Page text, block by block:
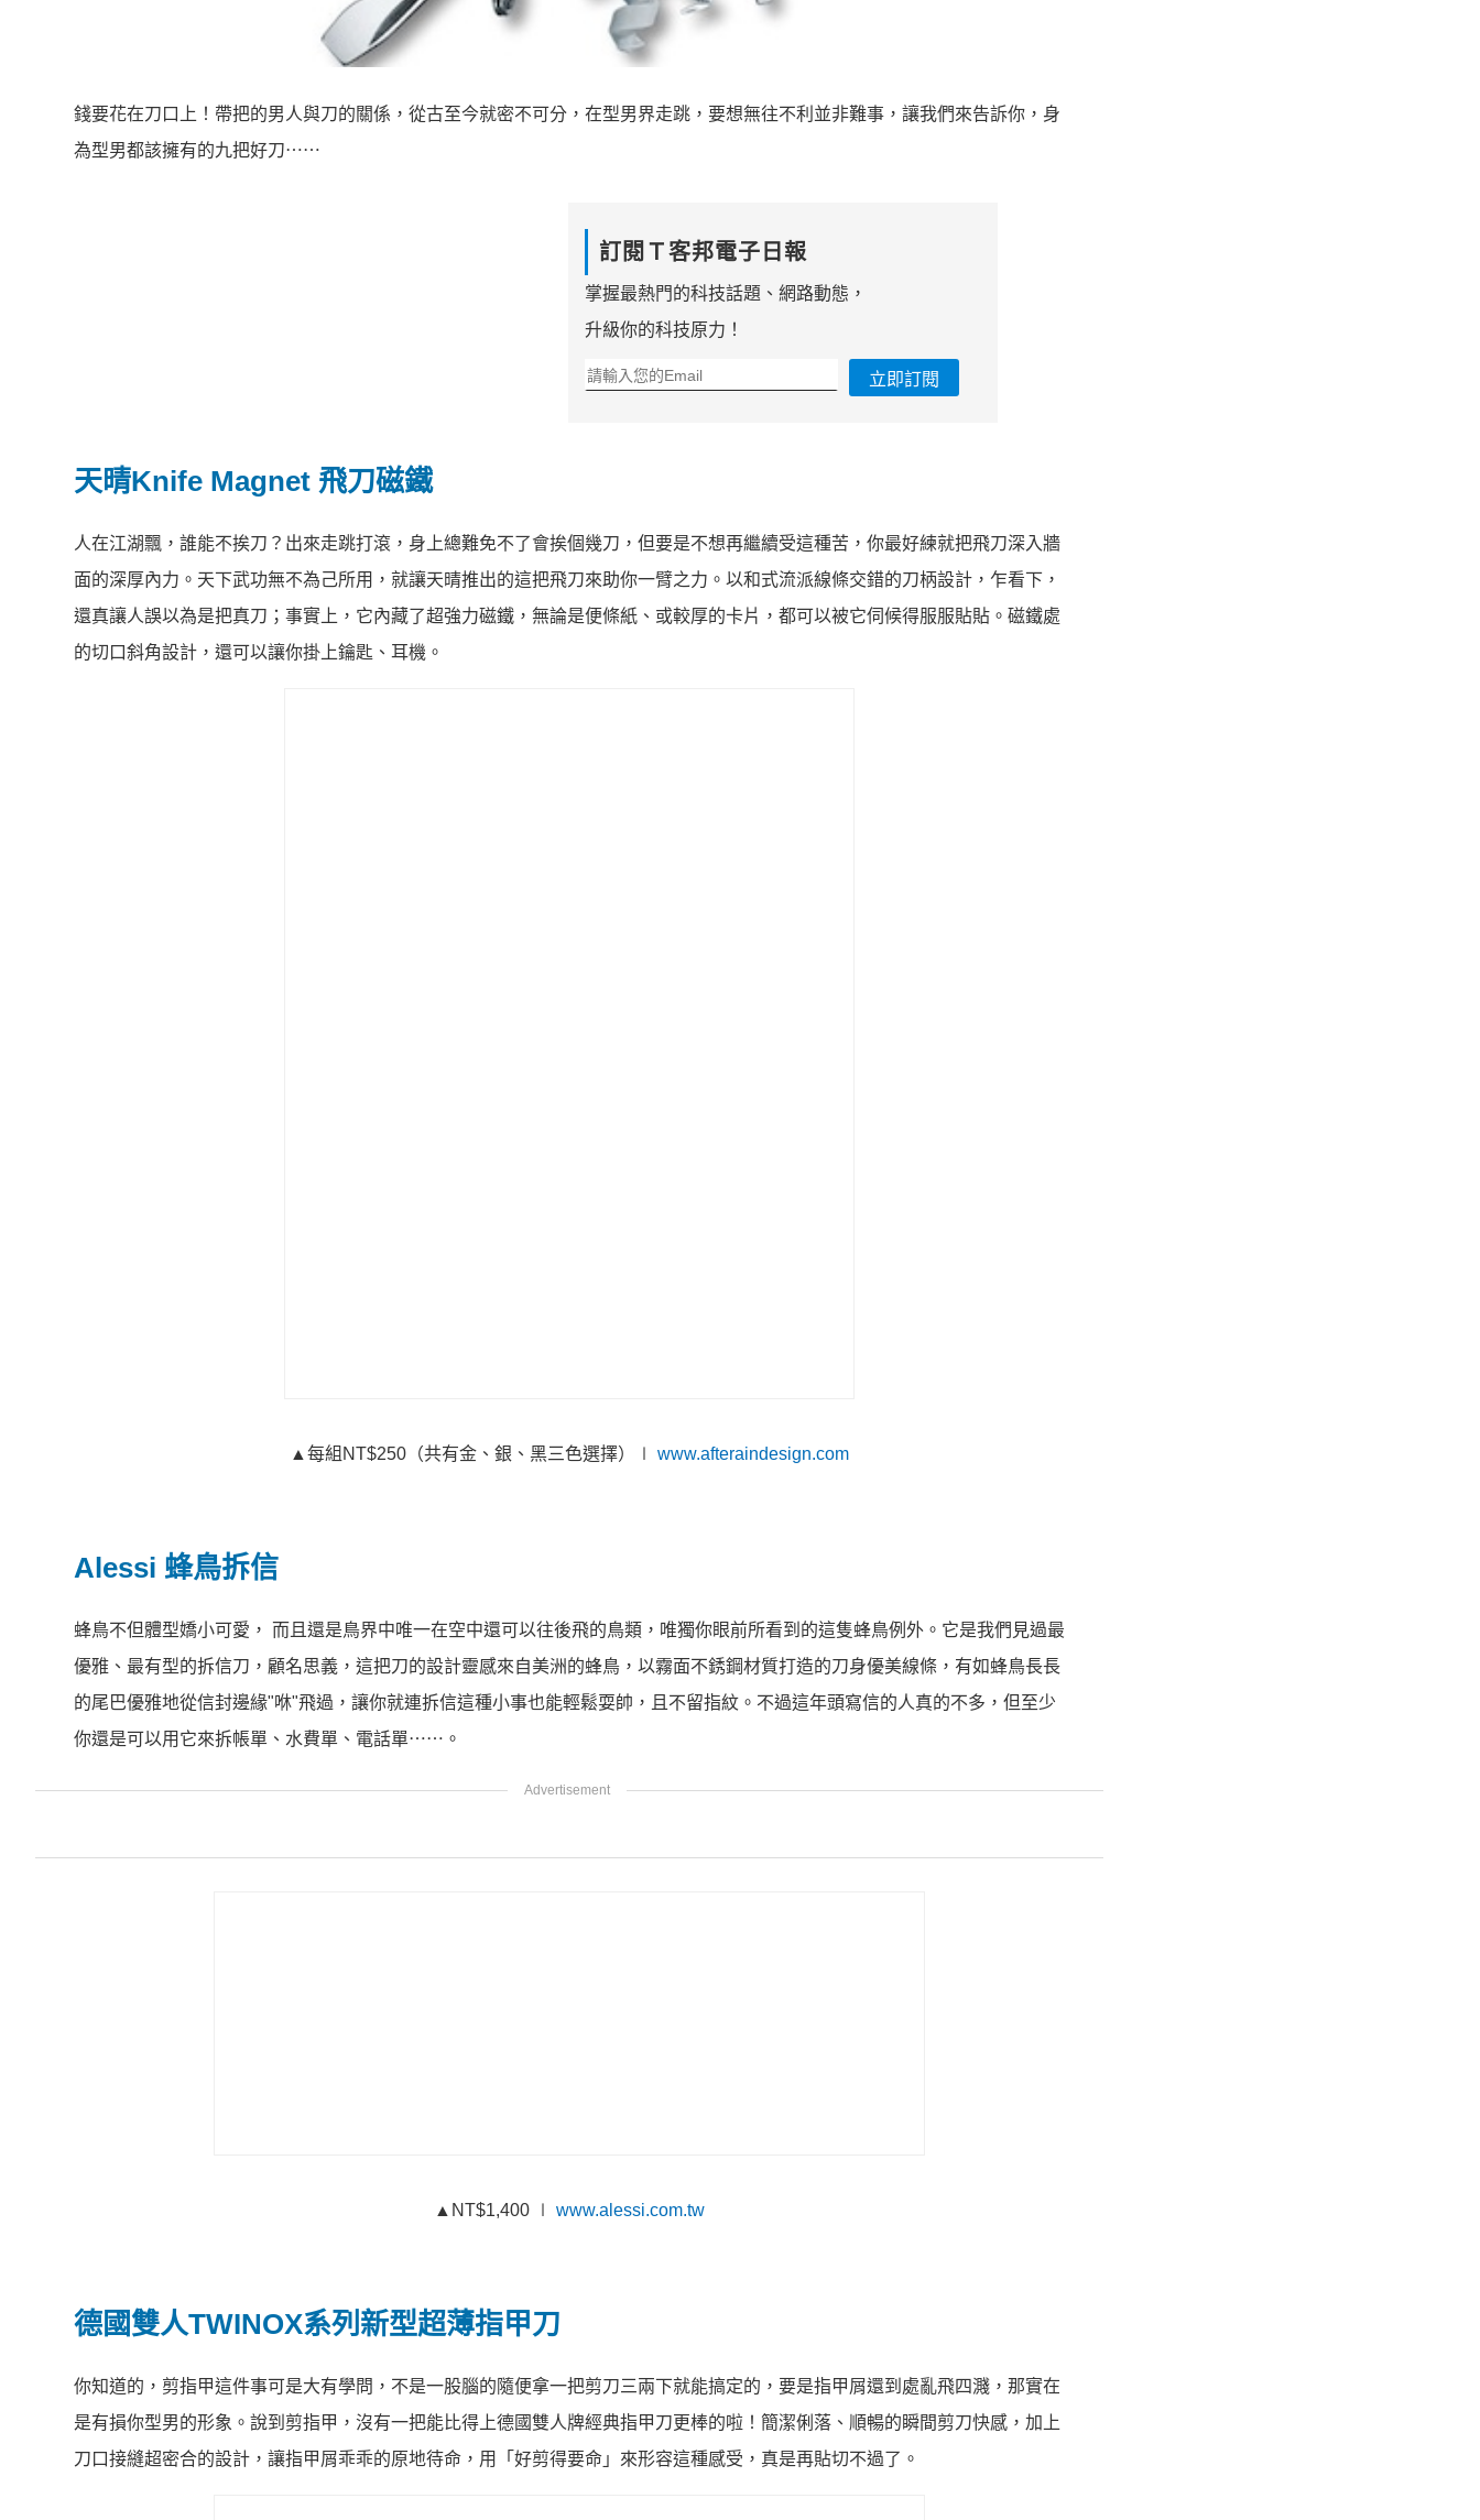
錢要花在刀口上！帶把的男人與刀的關係，從古至今就密不可分，在型男界走跳，要想無往不利並非難事，讓我們來告訴你，身
為型男都該擁有的九把好刀⋯⋯
訂閱Ｔ客邦電子日報
掌握最熱門的科技話題、網路動態，
升級你的科技原力！
立即訂閱
天晴Knife Magnet 飛刀磁鐵
人在江湖飄，誰能不挨刀？出來走跳打滾，身上總難免不了會挨個幾刀，但要是不想再繼續受這種苦，你最好練就把飛刀深入牆
面的深厚內力。天下武功無不為己所用，就讓天晴推出的這把飛刀來助你一臂之力。以和式流派線條交錯的刀柄設計，乍看下，
還真讓人誤以為是把真刀；事實上，它內藏了超強力磁鐵，無論是便條紙、或較厚的卡片，都可以被它伺候得服服貼貼。磁鐵處
的切口斜角設計，還可以讓你掛上鑰匙、耳機。
▲每組NT$250（共有金、銀、黑三色選擇）∣ www.afteraindesign.com
Alessi 蜂鳥拆信
蜂鳥不但體型嬌小可愛， 而且還是鳥界中唯一在空中還可以往後飛的鳥類，唯獨你眼前所看到的這隻蜂鳥例外。它是我們見過最
優雅、最有型的拆信刀，顧名思義，這把刀的設計靈感來自美洲的蜂鳥，以霧面不銹鋼材質打造的刀身優美線條，有如蜂鳥長長
的尾巴優雅地從信封邊緣"咻"飛過，讓你就連拆信這種小事也能輕鬆耍帥，且不留指紋。不過這年頭寫信的人真的不多，但至少
你還是可以用它來拆帳單、水費單、電話單⋯⋯。
▲NT$1,400 ∣ www.alessi.com.tw
德國雙人TWINOX系列新型超薄指甲刀
你知道的，剪指甲這件事可是大有學問，不是一股腦的隨便拿一把剪刀三兩下就能搞定的，要是指甲屑還到處亂飛四濺，那實在
是有損你型男的形象。說到剪指甲，沒有一把能比得上德國雙人牌經典指甲刀更棒的啦！簡潔俐落、順暢的瞬間剪刀快感，加上
刀口接縫超密合的設計，讓指甲屑乖乖的原地待命，用「好剪得要命」來形容這種感受，真是再貼切不過了。